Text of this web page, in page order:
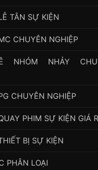
TÂN SỰ KIỆN
CHUYÊN NGHIỆP
NHÓM NHẢY
CHUYÊN NGHIỆP
PHIM SỰ KIỆN GIÁ
BỊ SỰ KIỆN
PHÂN LOẠI